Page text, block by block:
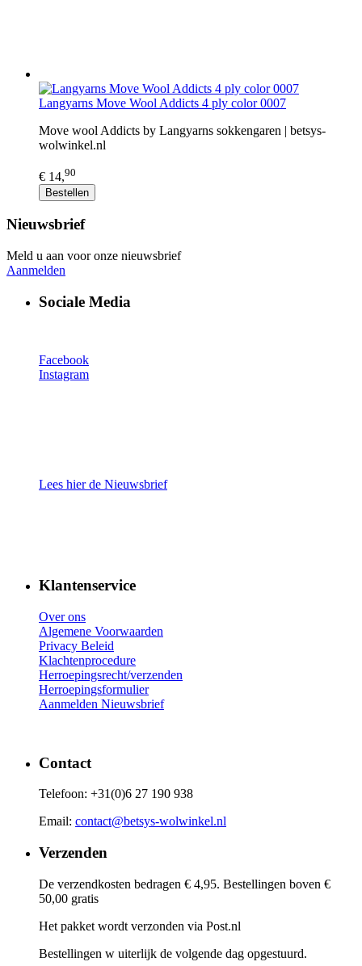
Langyarns Move Wool Addicts 4 ply color 0007
Move wool Addicts by Langyarns sokkengaren | betsys-
wolwinkel.nl
€ 14,90
Bestellen
Nieuwsbrief
Meld u aan voor onze nieuwsbrief
Aanmelden
Sociale Media
Facebook
Instagram
Lees hier de Nieuwsbrief
Klantenservice
Over ons
Algemene Voorwaarden
Privacy Beleid
Klachtenprocedure
Herroepingsrecht/verzenden
Herroepingsformulier
Aanmelden Nieuwsbrief
Contact
Telefoon: +31(0)6 27 190 938
Email: contact@betsys-wolwinkel.nl
Verzenden
De verzendkosten bedragen € 4,95. Bestellingen boven €
50,00 gratis
Het pakket wordt verzonden via Post.nl
Bestellingen w uiterlijk de volgende dag opgestuurd.